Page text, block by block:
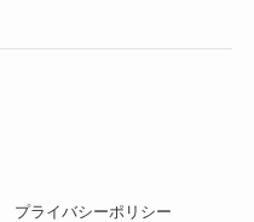
プライバシーポリシー